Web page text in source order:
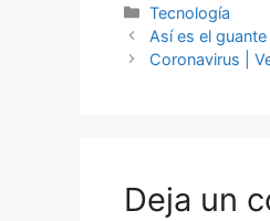
Categorías
Tecnología
Así es el
Coronavirus |
Deja un